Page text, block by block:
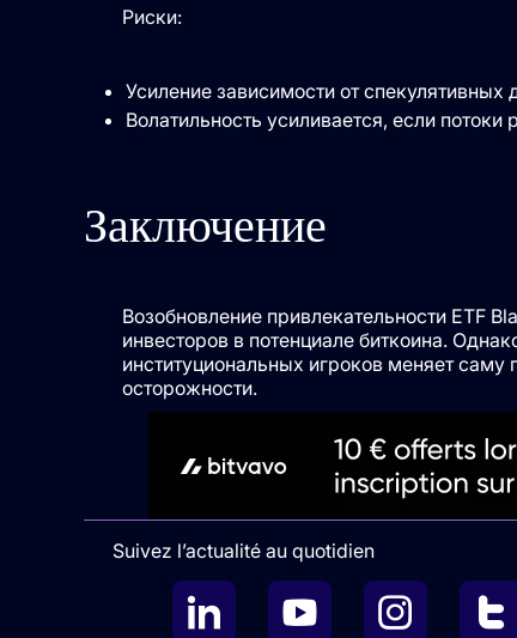
Риски:
Усиление зависимости от спекулятивных
Волатильность усиливается, если
Заключение
Возобновление привлекательности ETF
инвесторов в потенциале биткоина.
институциональных игроков меняет
осторожности.
Suivez l’actualité au quotidien